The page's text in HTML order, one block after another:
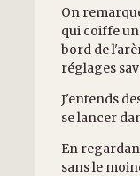
On
qui coiffe
bord de
réglages
J'entends
se lancer
En
sans le